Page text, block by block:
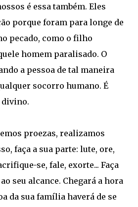
é essa também. Eles
porque foram para longe de
pecado, como o filho
homem paralisado. O
a pessoa de tal maneira
socorro humano. É
proezas, realizamos
faça a sua parte: lute, ore,
se, fale, exorte... Faça
seu alcance. Chegará a hora
da sua família haverá de se